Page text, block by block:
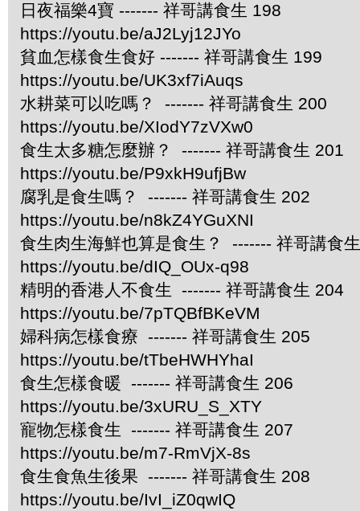
日夜福樂4寶 ------- 祥哥講食生 198
https://youtu.be/aJ2Lyj12JYo
貧血怎樣食生食好 ------- 祥哥講食生 199
https://youtu.be/UK3xf7iAuqs
水耕菜可以吃嗎？ ------- 祥哥講食生 200
https://youtu.be/XIodY7zVXw0
食生太多糖怎麼辦？ ------- 祥哥講食生 201
https://youtu.be/P9xkH9ufjBw
腐乳是食生嗎？ ------- 祥哥講食生 202
https://youtu.be/n8kZ4YGuXNI
食生肉生海鮮也算是食生？ ------- 祥哥講食
https://youtu.be/dIQ_OUx-q98
精明的香港人不食生 ------- 祥哥講食生 204
https://youtu.be/7pTQBfBKeVM
婦科病怎樣食療 ------- 祥哥講食生 205
https://youtu.be/tTbeHWHYhaI
食生怎樣食暖 ------- 祥哥講食生 206
https://youtu.be/3xURU_S_XTY
寵物怎樣食生 ------- 祥哥講食生 207
https://youtu.be/m7-RmVjX-8s
食生食魚生後果 ------- 祥哥講食生 208
https://youtu.be/IvI_iZ0qwIQ